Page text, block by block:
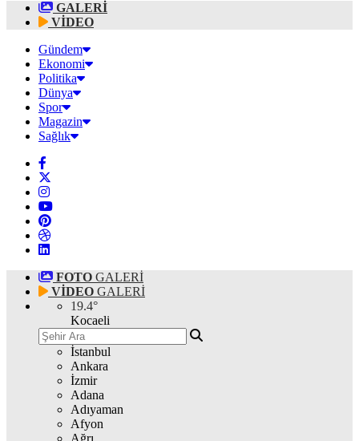
GALERİ
VİDEO
Gündem
Ekonomi
Politika
Dünya
Spor
Magazin
Sağlık
FOTO GALERİ
VİDEO GALERİ
19.4°
Kocaeli
İstanbul
Ankara
İzmir
Adana
Adıyaman
Afyon
Ağrı